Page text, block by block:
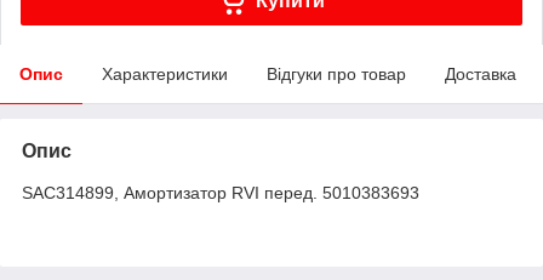
Опис Характеристики Відгуки про товар Доставка
Опис
SAC314899, Амортизатор RVI перед. 5010383693